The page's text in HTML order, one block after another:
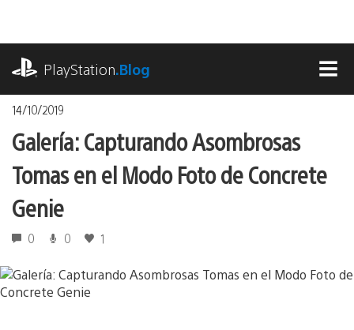
contenido
PlayStation.Blog
14/10/2019
Galería: Capturando Asombrosas
Tomas en el Modo Foto de Concrete
Genie
0 0 1